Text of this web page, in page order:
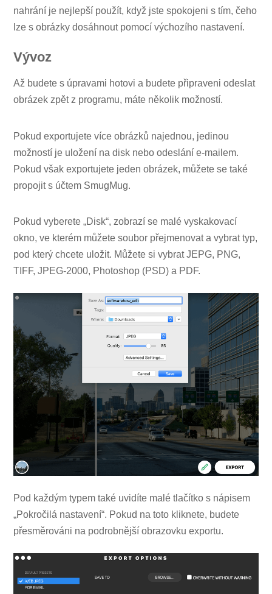
nahrání je nejlepší použít, když jste spokojeni s tím, čeho
lze s obrázky dosáhnout pomocí výchozího nastavení.
Vývoz
Až budete s úpravami hotovi a budete připraveni odeslat
obrázek zpět z programu, máte několik možností.
Pokud exportujete více obrázků najednou, jedinou
možností je uložení na disk nebo odeslání e-mailem.
Pokud však exportujete jeden obrázek, můžete se také
propojit s účtem SmugMug.
Pokud vyberete „Disk“, zobrazí se malé vyskakovací
okno, ve kterém můžete soubor přejmenovat a vybrat typ,
pod který chcete uložit. Můžete si vybrat JEPG, PNG,
TIFF, JPEG-2000, Photoshop (PSD) a PDF.
Pod každým typem také uvidíte malé tlačítko s nápisem
„Pokročilá nastavení“. Pokud na toto kliknete, budete
přesměrováni na podrobnější obrazovku exportu.